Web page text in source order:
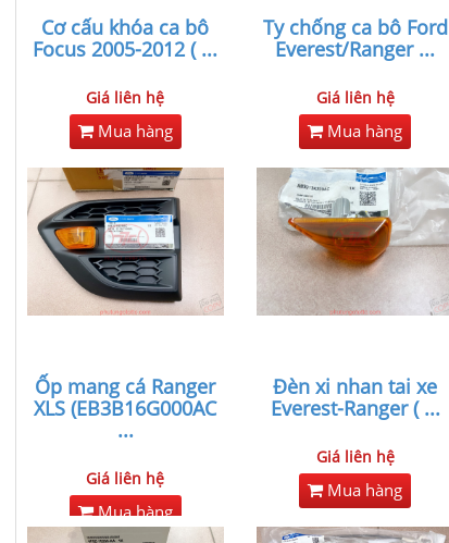
Cơ cấu khóa ca bô
Focus 2005-2012 (...
Giá liên hệ
Mua hàng
Ty chống ca bô Ford
Everest/Ranger ...
Giá liên hệ
Mua hàng
Ốp mang cá Ranger
XLS (EB3B16G000AC
...
Giá liên hệ
Mua hàng
Đèn xi nhan tai xe
Everest-Ranger (...
Giá liên hệ
Mua hàng